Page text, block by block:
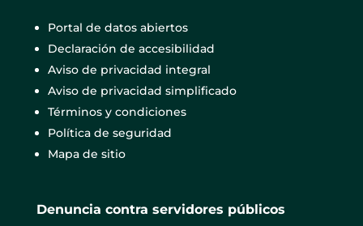
Portal de datos abiertos
Declaración de accesibilidad
Aviso de privacidad integral
Aviso de privacidad simplificado
Términos y condiciones
Política de seguridad
Mapa de sitio
Denuncia contra servidores públicos